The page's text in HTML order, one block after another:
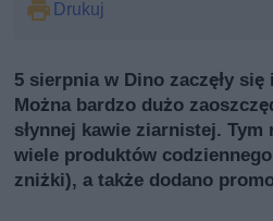
Drukuj
5 sierpnia w Dino zaczęły
Można bardzo dużo
słynnej kawie ziarnistej. Tym
wiele produktów
zniżki), a także dodano